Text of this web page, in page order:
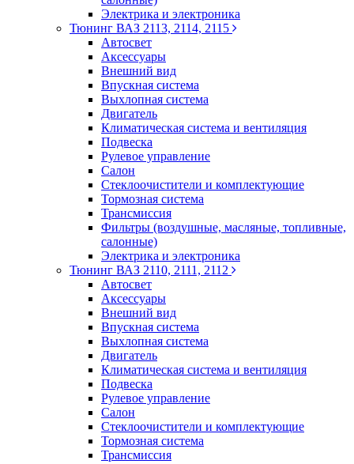
Электрика и электроника
Тюнинг ВАЗ 2113, 2114, 2115
Автосвет
Аксессуары
Внешний вид
Впускная система
Выхлопная система
Двигатель
Климатическая система и вентиляция
Подвеска
Рулевое управление
Салон
Стеклоочистители и комплектующие
Тормозная система
Трансмиссия
Фильтры (воздушные, масляные, топливные,
салонные)
Электрика и электроника
Тюнинг ВАЗ 2110, 2111, 2112
Автосвет
Аксессуары
Внешний вид
Впускная система
Выхлопная система
Двигатель
Климатическая система и вентиляция
Подвеска
Рулевое управление
Салон
Стеклоочистители и комплектующие
Тормозная система
Трансмиссия